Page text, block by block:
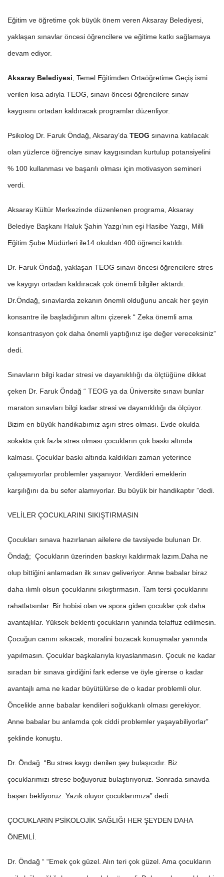
Eğitim ve öğretime çok büyük önem veren Aksaray Belediyesi,
yaklaşan sınavlar öncesi öğrencilere ve eğitime katkı sağlamaya
devam ediyor.
Aksaray Belediyesi , Temel Eğitimden Ortaöğretime Geçiş ismi
verilen kısa adıyla TEOG, sınavı öncesi öğrencilere sınav
kaygısını ortadan kaldıracak programlar düzenliyor.
Psikolog Dr. Faruk Öndağ, Aksaray’da TEOG sınavına katılacak
olan yüzlerce öğrenciye sınav kaygısından kurtulup potansiyelini
% 100 kullanması ve başarılı olması için motivasyon semineri
verdi.
Aksaray Kültür Merkezinde düzenlenen programa, Aksaray
Belediye Başkanı Haluk Şahin Yazgı’nın eşi Hasibe Yazgı, Milli
Eğitim Şube Müdürleri ile14 okuldan 400 öğrenci katıldı.
Dr. Faruk Öndağ, yaklaşan TEOG sınavı öncesi öğrencilere stres
ve kaygıyı ortadan kaldıracak çok önemli bilgiler aktardı.
Dr.Öndağ, sınavlarda zekanın önemli olduğunu ancak her şeyin
konsantre ile başladığının altını çizerek “ Zeka önemli ama
konsantrasyon çok daha önemli yaptığınız işe değer vereceksiniz”
dedi.
Sınavların bilgi kadar stresi ve dayanıklılığı da ölçtüğüne dikkat
çeken Dr. Faruk Öndağ “ TEOG ya da Üniversite sınavı bunlar
maraton sınavları bilgi kadar stresi ve dayanıklılığı da ölçüyor.
Bizim en büyük handikabımız aşırı stres olması. Evde okulda
sokakta çok fazla stres olması çocukların çok baskı altında
kalması. Çocuklar baskı altında kaldıkları zaman yeterince
çalışamıyorlar problemler yaşanıyor. Verdikleri emeklerin
karşılığını da bu sefer alamıyorlar. Bu büyük bir handikaptır ”dedi.
VELİLER ÇOCUKLARINI SIKIŞTIRMASIN
Çocukları sınava hazırlanan ailelere de tavsiyede bulunan Dr.
Öndağ; Çocukların üzerinden baskıyı kaldırmak lazım.Daha ne
olup bittiğini anlamadan ilk sınav geliveriyor. Anne babalar biraz
daha ılımlı olsun çocuklarını sıkıştırmasın. Tam tersi çocuklarını
rahatlatsınlar. Bir hobisi olan ve spora giden çocuklar çok daha
avantajlılar. Yüksek beklenti çocukların yanında telaffuz edilmesin.
Çocuğun canını sıkacak, moralini bozacak konuşmalar yanında
yapılmasın. Çocuklar başkalarıyla kıyaslanmasın. Çocuk ne kadar
sıradan bir sınava girdiğini fark ederse ve öyle girerse o kadar
avantajlı ama ne kadar büyütülürse de o kadar problemli olur.
Öncelikle anne babalar kendileri soğukkanlı olması gerekiyor.
Anne babalar bu anlamda çok ciddi problemler yaşayabiliyorlar”
şeklinde konuştu.
Dr. Öndağ “Bu stres kaygı denilen şey bulaşıcıdır. Biz
çocuklarımızı strese boğuyoruz bulaştırıyoruz. Sonrada sınavda
başarı bekliyoruz. Yazık oluyor çocuklarımıza” dedi.
ÇOCUKLARIN PSİKOLOJİK SAĞLIĞI HER ŞEYDEN DAHA
ÖNEMLİ.
Dr. Öndağ “ “Emek çok güzel. Alın teri çok güzel. Ama çocukların